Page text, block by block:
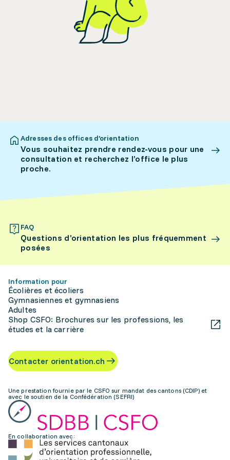
Adresses des offices d’orientation
Vous souhaitez prendre rendez-vous pour une
consultation et recherchez l’office le plus
proche.
FAQ
Questions d’orientation les plus fréquemment
posées
Information pour
Écolières et écoliers
Gymnasiennes et gymnasiens
Adultes
Shop CSFO: Brochures sur les professions, les
études et la carrière
Contacter orientation.ch
Une prestation fournie par le CSFO sur mandat des cantons (CDIP) et
avec le soutien de la Confédération (SEFRI)
En collaboration avec: